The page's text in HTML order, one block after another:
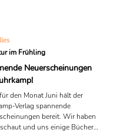
im Frühling
Neuerscheinungen
den Monat Juni hält der
Verlag spannende
bereit. Wir haben
und uns einige Bücher